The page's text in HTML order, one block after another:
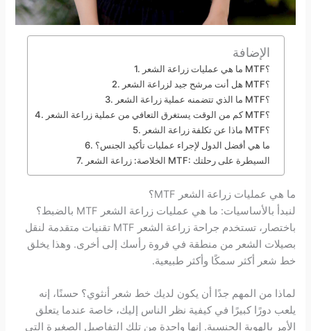
الإضافة
ما هي عمليات زراعة الشعر MTF؟
هل أنت مرشح جيد لزراعة الشعر MTF؟
ما الذي تتضمنه عملية زراعة الشعر MTF؟
كم من الوقت يستغرق التعافي من عملية زراعة الشعر MTF؟
ماذا عن تكلفة زراعة الشعر MTF؟
ما هي أفضل الدول لإجراء عمليات تأكيد الجنس؟
الخلاصة: زراعة الشعر MTF: السيطرة على رحلتك
ما هي عمليات زراعة الشعر MTF؟
لنبدأ بالأساسيات: ما هي عمليات زراعة الشعر MTF بالضبط؟
باختصار، تستخدم جراحة زراعة الشعر MTF تقنيات متقدمة لنقل
بصيلات الشعر من منطقة في فروة رأسك إلى أخرى. وهذا يخلق
خط شعر أكثر سمكًا وأكثر طبيعية.
لماذا من المهم جدًا أن يكون لديك خط شعر أنثوي؟ حسنًا، إنه
يلعب دورًا كبيرًا في كيفية نظر الناس إليك، خاصة عندما يتعلق
الأمر بالهوية الجنسية. إنها واحدة من تلك التفاصيل الصغيرة التي